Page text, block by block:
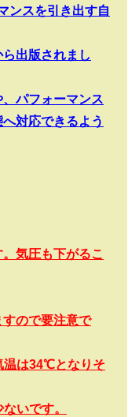
ンスを引き出す自
出版されまし
パフォーマンス
対応できるよう
気圧も下がるこ
ので要注意で
は34℃となりそ
いです。